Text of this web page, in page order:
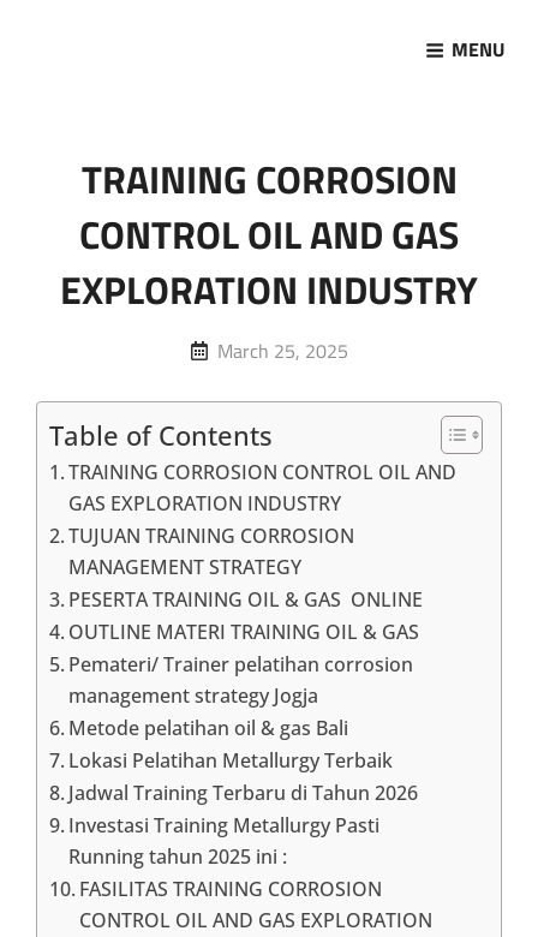
MENU
TRAINING CORROSION
CONTROL OIL AND GAS
EXPLORATION INDUSTRY
Posted
March 25, 2025
Table of Contents
TRAINING CORROSION CONTROL OIL AND
GAS EXPLORATION INDUSTRY
TUJUAN TRAINING CORROSION
MANAGEMENT STRATEGY
PESERTA TRAINING OIL & GAS ONLINE
OUTLINE MATERI TRAINING OIL & GAS
Pemateri/ Trainer pelatihan corrosion
management strategy Jogja
Metode pelatihan oil & gas Bali
Lokasi Pelatihan Metallurgy Terbaik
Jadwal Training Terbaru di Tahun 2026
Investasi Training Metallurgy Pasti
Running tahun 2025 ini :
FASILITAS TRAINING CORROSION
CONTROL OIL AND GAS EXPLORATION